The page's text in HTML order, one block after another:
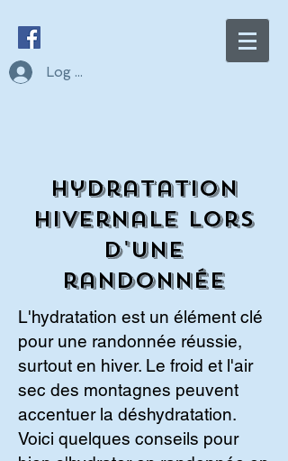
Log In
Hydratation
Hivernale lors
d'une
randonnée
L'hydratation est un élément clé
pour une randonnée réussie,
surtout en hiver. Le froid et l'air
sec des montagnes peuvent
accentuer la déshydratation.
Voici quelques conseils pour